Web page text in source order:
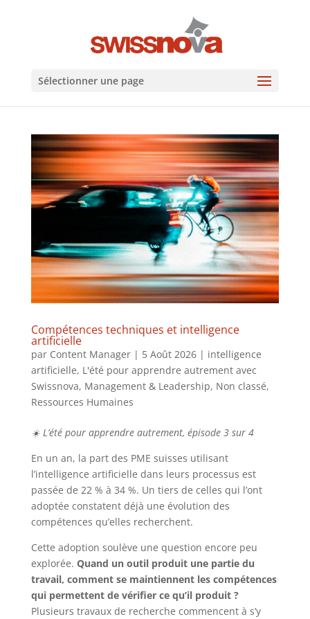
Sélectionner une page
Compétences techniques et intelligence
artificielle
par Content Manager| 5 Août 2026| intelligence
artificielle, L'été pour apprendre autrement avec
Swissnova, Management & Leadership, Non classé,
Ressources Humaines
☀️ L’été pour apprendre autrement, épisode 3 sur 4
En un an, la part des PME suisses utilisant
l’intelligence artificielle dans leurs processus est
passée de 22 % à 34 %. Un tiers de celles qui l’ont
adoptée constatent déjà une évolution des
compétences qu’elles recherchent.
Cette adoption soulève une question encore peu
explorée. Quand un outil produit une partie du
travail, comment se maintiennent les compétences
qui permettent de vérifier ce qu’il produit ?
Plusieurs travaux de recherche commencent à s’y